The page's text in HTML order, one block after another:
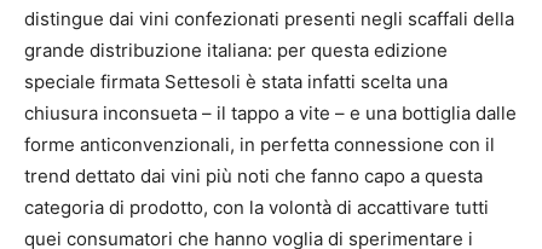
distingue dai vini confezionati presenti negli scaffali della
grande distribuzione italiana: per questa edizione
speciale firmata Settesoli è stata infatti scelta una
chiusura inconsueta – il tappo a vite – e una bottiglia dalle
forme anticonvenzionali, in perfetta connessione con il
trend dettato dai vini più noti che fanno capo a questa
categoria di prodotto, con la volontà di accattivare tutti
quei consumatori che hanno voglia di sperimentare i